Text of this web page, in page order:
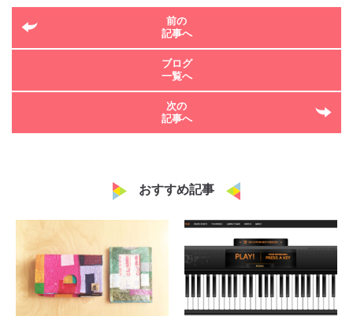
前の
記事へ
ブログ
一覧へ
次の
記事へ
おすすめ記事